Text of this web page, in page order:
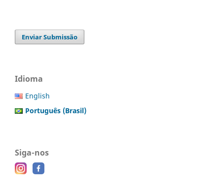
Enviar Submissão
Idioma
English
Português (Brasil)
Siga-nos